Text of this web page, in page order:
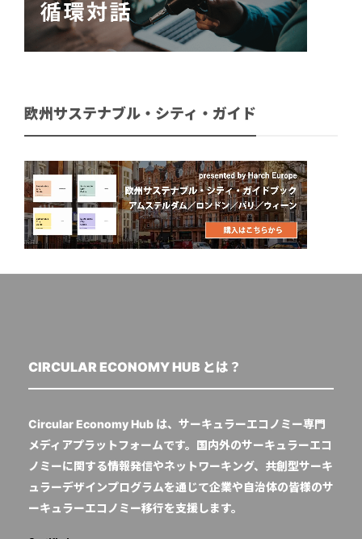
欧州サステナブル・シティ・ガイド
CIRCULAR ECONOMY HUB とは？
Circular Economy Hub は、サーキュラーエコノミー専門
メディアプラットフォームです。国内外のサーキュラーエコ
ノミーに関する情報発信やネットワーキング、共創型サーキ
ュラーデザインプログラムを通じて企業や自治体の皆様のサ
ーキュラーエコノミー移行を支援します。